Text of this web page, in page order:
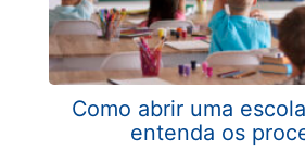
Como abrir uma
entenda os